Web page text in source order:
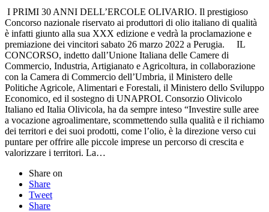
I PRIMI 30 ANNI DELL’ERCOLE OLIVARIO. Il prestigioso
Concorso nazionale riservato ai produttori di olio italiano di qualità
è infatti giunto alla sua XXX edizione e vedrà la proclamazione e
premiazione dei vincitori sabato 26 marzo 2022 a Perugia. IL
CONCORSO, indetto dall’Unione Italiana delle Camere di
Commercio, Industria, Artigianato e Agricoltura, in collaborazione
con la Camera di Commercio dell’Umbria, il Ministero delle
Politiche Agricole, Alimentari e Forestali, il Ministero dello Sviluppo
Economico, ed il sostegno di UNAPROL Consorzio Olivicolo
Italiano ed Italia Olivicola, ha da sempre inteso “Investire sulle aree
a vocazione agroalimentare, scommettendo sulla qualità e il richiamo
dei territori e dei suoi prodotti, come l’olio, è la direzione verso cui
puntare per offrire alle piccole imprese un percorso di crescita e
valorizzare i territori. La…
Share on
Share
Tweet
Share